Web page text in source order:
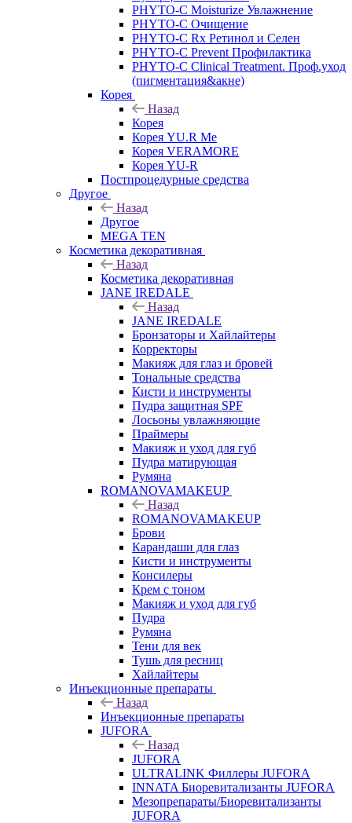
PHYTO-C Moisturize Увлажнение
PHYTO-C Очищение
PHYTO-C Rx Ретинол и Селен
PHYTO-C Prevent Профилактика
PHYTO-C Clinical Treatment. Проф.уход
(пигментация&акне)
Корея
Назад
Корея
Корея YU.R Me
Корея VERAMORE
Корея YU-R
Постпроцедурные средства
Другое
Назад
Другое
MEGA TEN
Косметика декоративная
Назад
Косметика декоративная
JANE IREDALE
Назад
JANE IREDALE
Бронзаторы и Хайлайтеры
Корректоры
Макияж для глаз и бровей
Тональные средства
Кисти и инструменты
Пудра защитная SPF
Лосьоны увлажняющие
Праймеры
Макияж и уход для губ
Пудра матирующая
Румяна
ROMANOVAMAKEUP
Назад
ROMANOVAMAKEUP
Брови
Карандаши для глаз
Кисти и инструменты
Консилеры
Крем с тоном
Макияж и уход для губ
Пудра
Румяна
Тени для век
Тушь для ресниц
Хайлайтеры
Инъекционные препараты
Назад
Инъекционные препараты
JUFORA
Назад
JUFORA
ULTRALINK Филлеры JUFORA
INNATA Биоревитализанты JUFORA
Мезопрепараты/Биоревитализанты
JUFORA